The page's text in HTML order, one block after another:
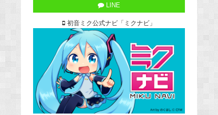
LINE
初音ミク公式ナビ「ミクナビ」